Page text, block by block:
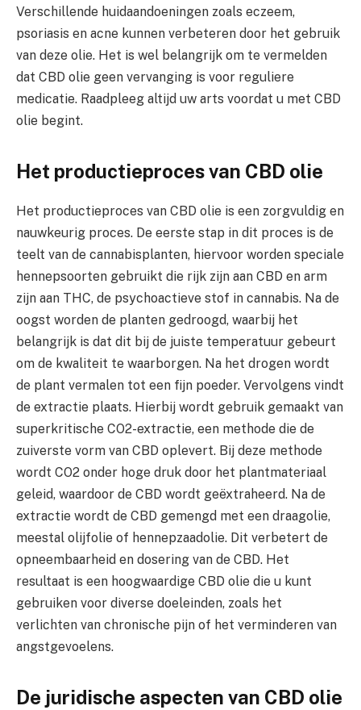
Verschillende huidaandoeningen zoals eczeem,
psoriasis en acne kunnen verbeteren door het gebruik
van deze olie. Het is wel belangrijk om te vermelden
dat CBD olie geen vervanging is voor reguliere
medicatie. Raadpleeg altijd uw arts voordat u met CBD
olie begint.
Het productieproces van CBD olie
Het productieproces van CBD olie is een zorgvuldig en
nauwkeurig proces. De eerste stap in dit proces is de
teelt van de cannabisplanten, hiervoor worden speciale
hennepsoorten gebruikt die rijk zijn aan CBD en arm
zijn aan THC, de psychoactieve stof in cannabis. Na de
oogst worden de planten gedroogd, waarbij het
belangrijk is dat dit bij de juiste temperatuur gebeurt
om de kwaliteit te waarborgen. Na het drogen wordt
de plant vermalen tot een fijn poeder. Vervolgens vindt
de extractie plaats. Hierbij wordt gebruik gemaakt van
superkritische CO2-extractie, een methode die de
zuiverste vorm van CBD oplevert. Bij deze methode
wordt CO2 onder hoge druk door het plantmateriaal
geleid, waardoor de CBD wordt geëxtraheerd. Na de
extractie wordt de CBD gemengd met een draagolie,
meestal olijfolie of hennepzaadolie. Dit verbetert de
opneembaarheid en dosering van de CBD. Het
resultaat is een hoogwaardige CBD olie die u kunt
gebruiken voor diverse doeleinden, zoals het
verlichten van chronische pijn of het verminderen van
angstgevoelens.
De juridische aspecten van CBD olie